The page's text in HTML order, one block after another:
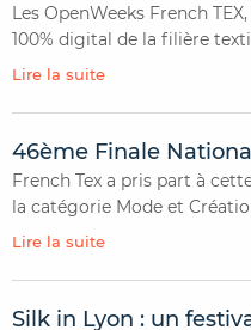
Les OpenWeeks French
100% digital de la filière
Lire la suite
46ème Finale
French Tex a pris part à
la catégorie Mode et
Lire la suite
Silk in Lyon : un